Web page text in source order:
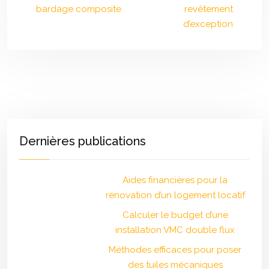
bardage composite
revêtement
d’exception
Dernières publications
Aides financières pour la
rénovation d’un logement locatif
Calculer le budget d’une
installation VMC double flux
Méthodes efficaces pour poser
des tuiles mécaniques